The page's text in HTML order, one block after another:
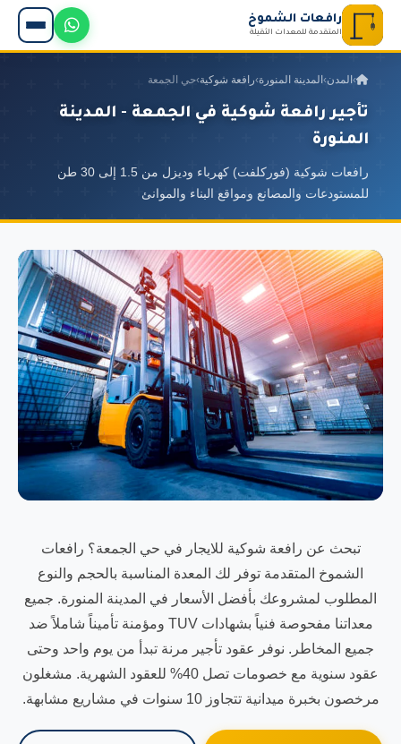
رافعات الشموخ
المتقدمة للمعدات الثقيلة
› المدن› المدينة المنورة›رافعة شوكية›حي الجمعة
تأجير رافعة شوكية في الجمعة - المدينة
المنورة
رافعات شوكية (فوركلفت) كهرباء وديزل من 1.5 إلى 30 طن
للمستودعات والمصانع ومواقع البناء والموانئ
تبحث عن رافعة شوكية للايجار في حي الجمعة؟ رافعات
الشموخ المتقدمة توفر لك المعدة المناسبة بالحجم والنوع
المطلوب لمشروعك بأفضل الأسعار في المدينة المنورة. جميع
معداتنا مفحوصة فنياً بشهادات TUV ومؤمنة تأميناً شاملاً ضد
جميع المخاطر. نوفر عقود تأجير مرنة تبدأ من يوم واحد وحتى
عقود سنوية مع خصومات تصل 40% للعقود الشهرية. مشغلون
مرخصون بخبرة ميدانية تتجاوز 10 سنوات في مشاريع مشابهة.